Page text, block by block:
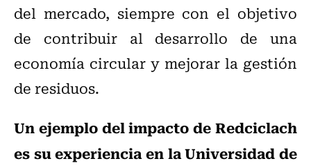
del mercado, siempre con el objetivo
de contribuir al desarrollo de una
economía circular y mejorar la gestión
de residuos.
Un ejemplo del impacto de Redciclach
es su experiencia en la Universidad de